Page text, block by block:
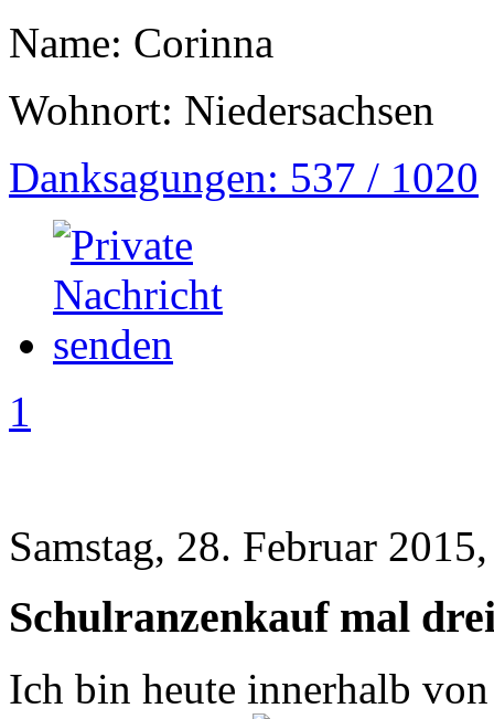
Name: Corinna
Wohnort: Niedersachsen
Danksagungen: 537 / 1020
1
Samstag, 28. Februar
Schulranzenkauf mal
Ich bin heute innerhalb